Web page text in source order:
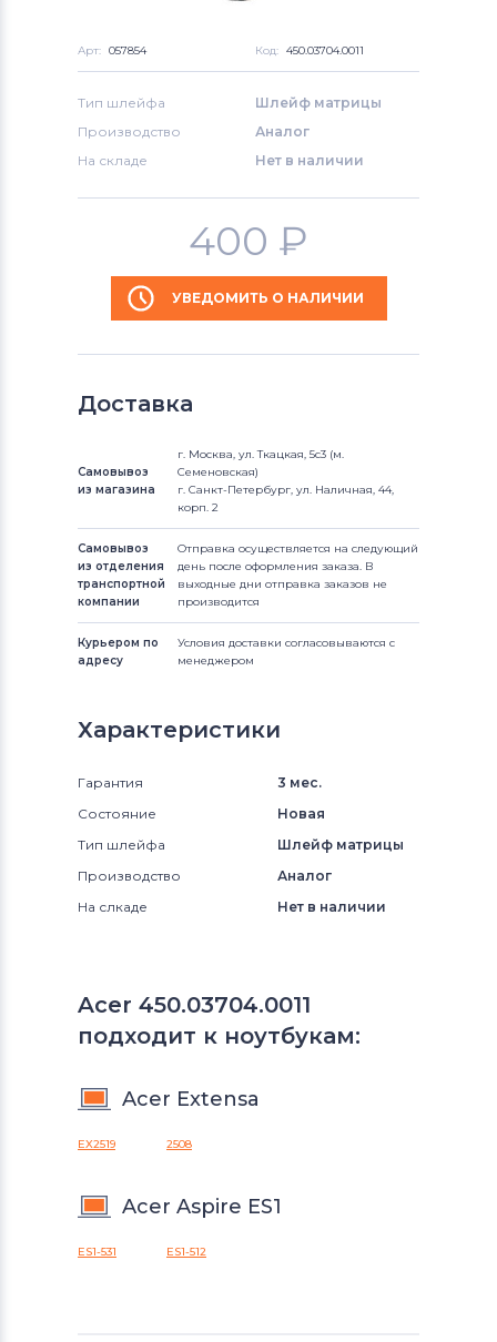
Арт: 057854 Код: 450.03704.0011
Тип шлейфа
Шлейф матрицы
Производство
Аналог
На складе
Нет в наличии
400 ₽
УВЕДОМИТЬ О НАЛИЧИИ
Доставка
Самовывоз
из магазина
г. Москва, ул. Ткацкая, 5с3 (м.
Семеновская)
г. Санкт-Петербург, ул. Наличная, 44,
корп. 2
Самовывоз
из отделения
транспортной
компании
Отправка осуществляется на следующий
день после оформления заказа. В
выходные дни отправка заказов не
производится
Курьером по
адресу
Условия доставки согласовываются с
менеджером
Характеристики
Гарантия
3 мес.
Состояние
Новая
Тип шлейфа
Шлейф матрицы
Производство
Аналог
На слкаде
Нет в наличии
Acer 450.03704.0011
подходит к ноутбукам:
Acer Extensa
EX2519 2508
Acer Aspire ES1
ES1-531 ES1-512